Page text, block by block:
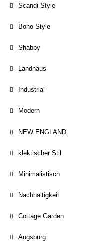
Scandi Style
Boho Style
Shabby
Landhaus
Industrial
Modern
NEW ENGLAND
klektischer Stil
Minimalistisch
Nachhaltigkeit
Cottage Garden
Augsburg